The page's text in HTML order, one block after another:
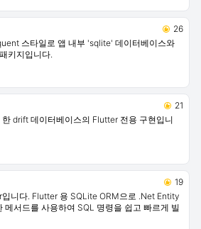
26
스타일로 앱 내부 'sqlite' 데이터베이스와
키지입니다.
21
drift 데이터베이스의 Flutter 전용 구현입니
19
니다. Flutter 용 SQLite ORM으로 .Net Entity
메서드를 사용하여 SQL 명령을 쉽고 빠르게 빌